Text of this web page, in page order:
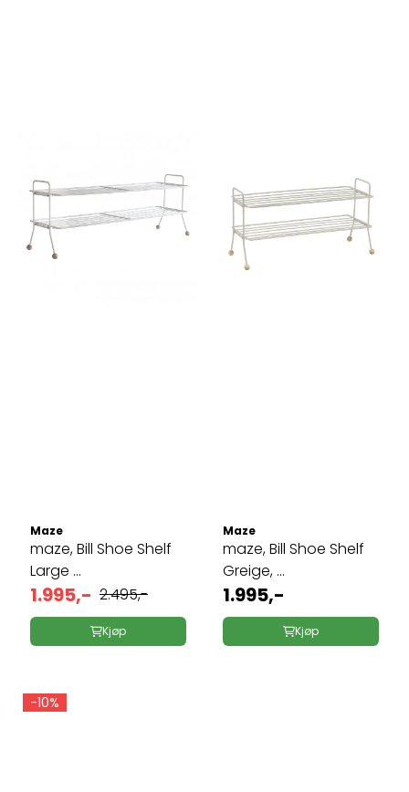
Maze
maze, Bill Shoe Shelf
Large ...
1.995,- 2.495,-
Kjøp
Maze
maze, Bill Shoe Shelf
Greige, ...
1.995,-
Kjøp
-10%